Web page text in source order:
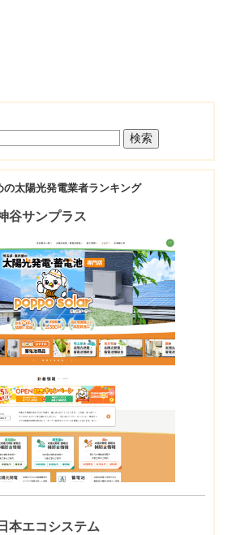
の太陽光発電業者ランキング
谷サンプラス
本エコシステム